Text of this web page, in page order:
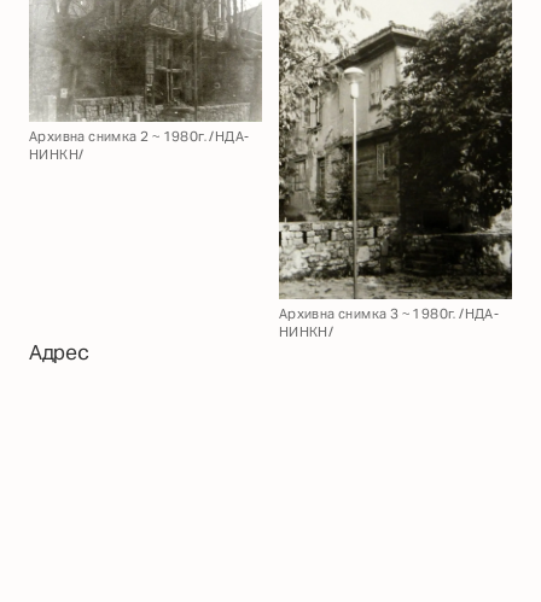
Архивна снимка 2 ~ 1980г. /НДА-
НИНКН/
Архивна снимка 3 ~ 1980г. /НДА-
НИНКН/
Адрес